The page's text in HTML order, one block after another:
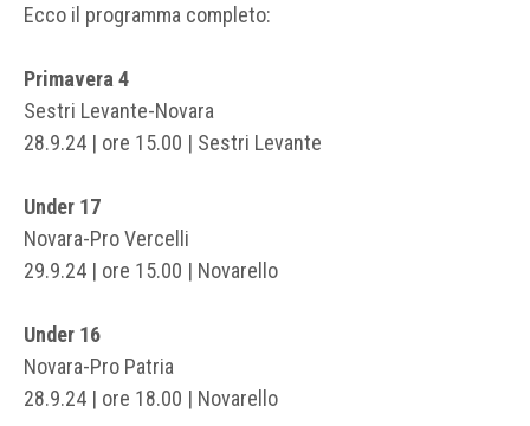
Ecco il programma completo:
Primavera 4
Sestri Levante-Novara
28.9.24 | ore 15.00 | Sestri Levante
Under 17
Novara-Pro Vercelli
29.9.24 | ore 15.00 | Novarello
Under 16
Novara-Pro Patria
28.9.24 | ore 18.00 | Novarello